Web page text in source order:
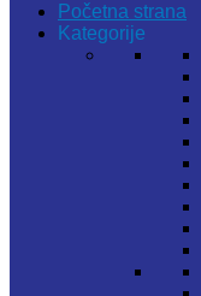
Početna strana
Kategorije